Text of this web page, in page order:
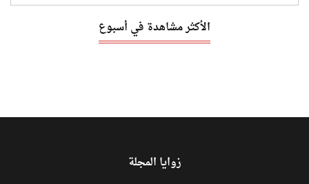
الأكثر مشاهدة في أسبوع
زوايا المجلة